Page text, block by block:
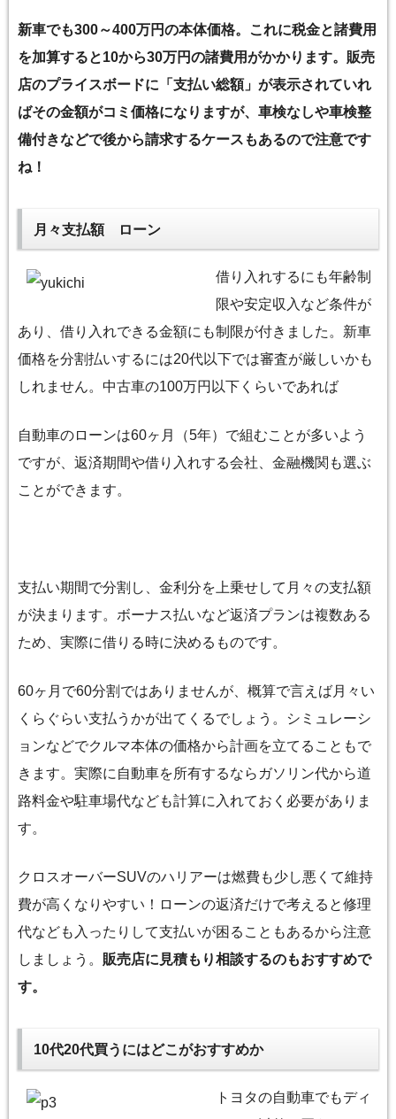
新車でも300～400万円の本体価格。これに税金と諸費用
を加算すると10から30万円の諸費用がかかります。販売
店のプライスボードに「支払い総額」が表示されていれ
ばその金額がコミ価格になりますが、車検なしや車検整
備付きなどで後から請求するケースもあるので注意です
ね！
月々支払額 ローン
借り入れするにも年齢制
限や安定収入など条件が
あり、借り入れできる金額にも制限が付きました。新車
価格を分割払いするには20代以下では審査が厳しいかも
しれません。中古車の100万円以下くらいであれば
自動車のローンは60ヶ月（5年）で組むことが多いよう
ですが、返済期間や借り入れする会社、金融機関も選ぶ
ことができます。
支払い期間で分割し、金利分を上乗せして月々の支払額
が決まります。ボーナス払いなど返済プランは複数ある
ため、実際に借りる時に決めるものです。
60ヶ月で60分割ではありませんが、概算で言えば月々い
くらぐらい支払うかが出てくるでしょう。シミュレーシ
ョンなどでクルマ本体の価格から計画を立てることもで
きます。実際に自動車を所有するならガソリン代から道
路料金や駐車場代なども計算に入れておく必要がありま
す。
クロスオーバーSUVのハリアーは燃費も少し悪くて維持
費が高くなりやすい！ローンの返済だけで考えると修理
代なども入ったりして支払いが困ることもあるから注意
しましょう。 販売店に見積もり相談するのもおすすめで
す。
10代20代買うにはどこがおすすめか
トヨタの自動車でもディ